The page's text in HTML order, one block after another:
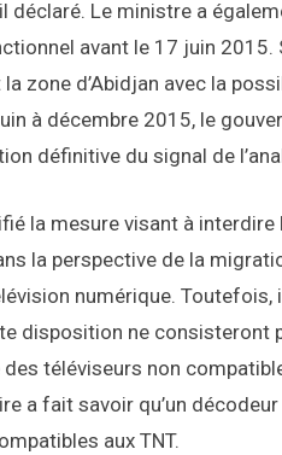
déclaré. Le ministre a
avant le 17 juin
zone d’Abidjan avec la
à décembre 2015, le
définitive du signal de
la mesure visant à
la perspective de la
numérique.
disposition ne consisteront
téléviseurs non
a fait savoir qu’un
aux TNT.